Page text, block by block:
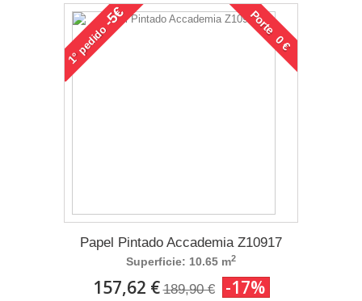
1°
pedido
-5€ Porte 0 €
Papel Pintado Accademia Z10917
Superficie: 10.65 m2
157,62 € 189,90 € -17%